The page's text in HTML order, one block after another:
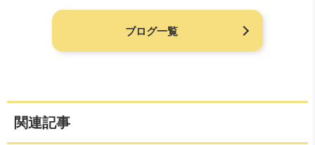
ブログ一覧
関連記事